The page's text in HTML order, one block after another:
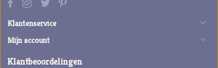
Klantenservice
Mijn account
Klantbeoordelingen